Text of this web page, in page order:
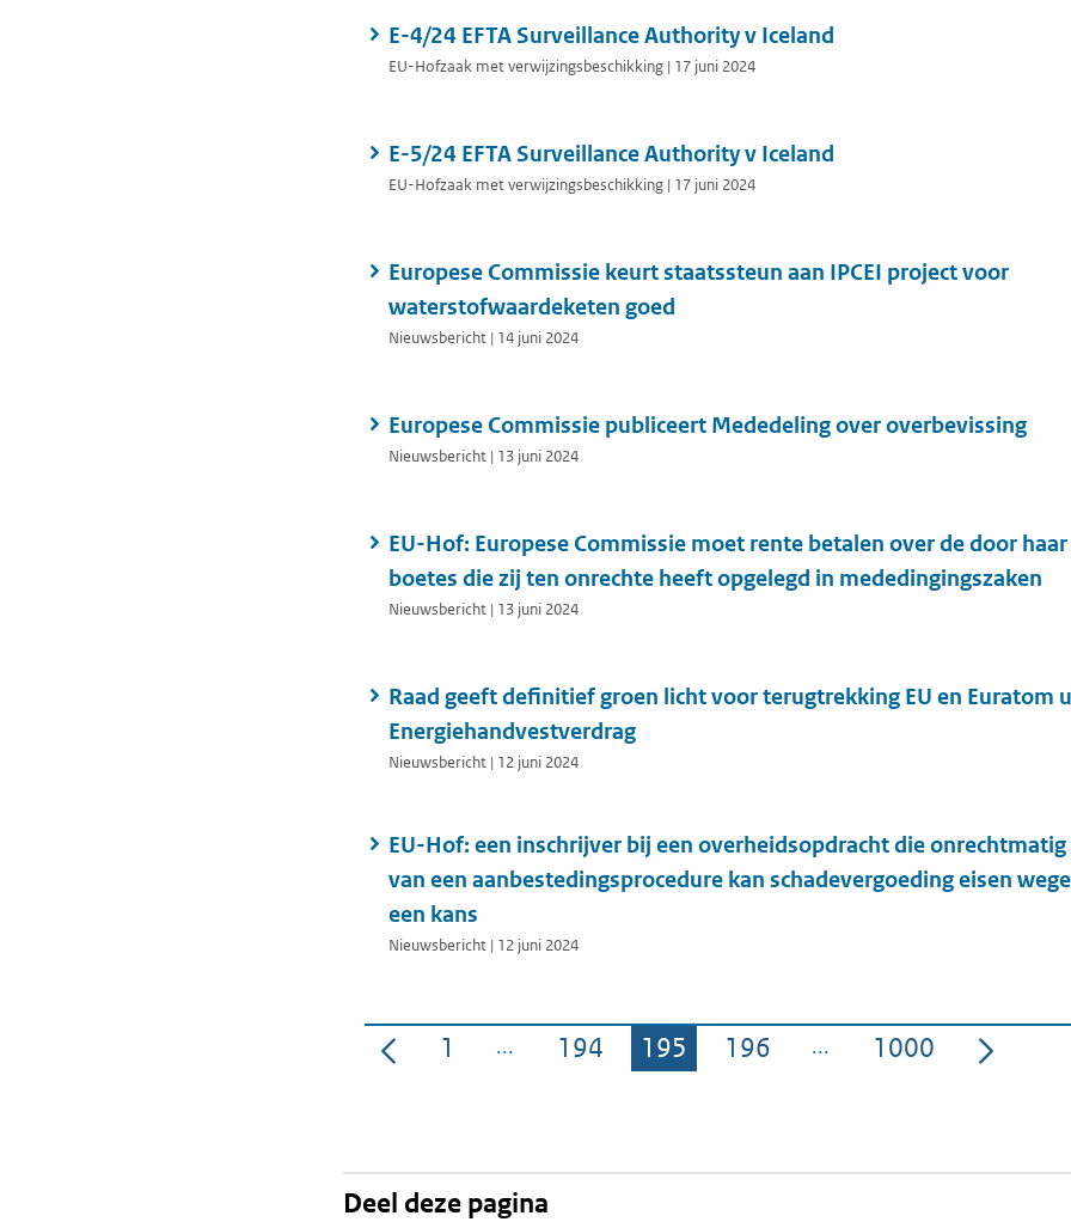
E-4/24 EFTA Surveillance Authority v Iceland
EU-Hofzaak met verwijzingsbeschikking | 17 juni 2024
E-5/24 EFTA Surveillance Authority v Iceland
EU-Hofzaak met verwijzingsbeschikking | 17 juni 2024
Europese Commissie keurt staatssteun aan IPCEI project voor
waterstofwaardeketen goed
Nieuwsbericht | 14 juni 2024
Europese Commissie publiceert Mededeling over overbevissing
Nieuwsbericht | 13 juni 2024
EU-Hof: Europese Commissie moet rente betalen over de door
boetes die zij ten onrechte heeft opgelegd in mededingingszaken
Nieuwsbericht | 13 juni 2024
Raad geeft definitief groen licht voor terugtrekking EU en Euratom
Energiehandvestverdrag
Nieuwsbericht | 12 juni 2024
EU-Hof: een inschrijver bij een overheidsopdracht die
van een aanbestedingsprocedure kan schadevergoeding eisen
een kans
Nieuwsbericht | 12 juni 2024
Pagina
1 Pagina
194 Pagina
195 Pagina
196 Pagina
1000
Deel deze pagina